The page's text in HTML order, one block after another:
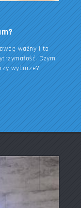
ważny i to
Czym
wyborze?